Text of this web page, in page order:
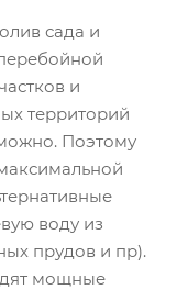
сада и
и
территорий
Поэтому
воду из
прудов и пр).
мощные